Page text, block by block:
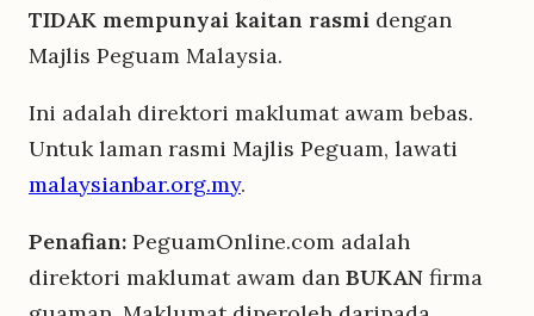
TIDAK mempunyai kaitan rasmi dengan
Majlis Peguam Malaysia.
Ini adalah direktori maklumat awam bebas.
Untuk laman rasmi Majlis Peguam, lawati
malaysianbar.org.my.
Penafian: PeguamOnline.com adalah
direktori maklumat awam dan BUKAN firma